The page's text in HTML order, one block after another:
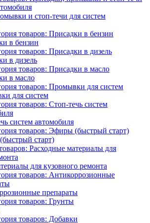
и стоп-течи для систем
в бензин
в дизель
в масло
для систем
систем автомобиля
старт)
для кузовного ремонта
препараты